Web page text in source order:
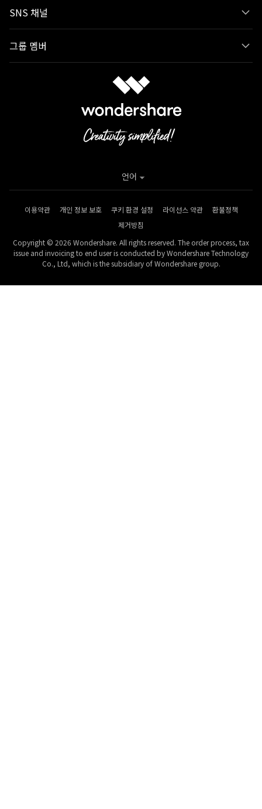
SNS 채널
그룹 멤버
이용약관 개인 정보 보호 쿠키 환경 설정 라이선스 약관
환불정책
제거방침
Copyright © 2026 Wondershare. All rights reserved. The order process, tax
issue and invoicing to end user is conducted by Wondershare Technology
Co., Ltd, which is the subsidiary of Wondershare group.
언어